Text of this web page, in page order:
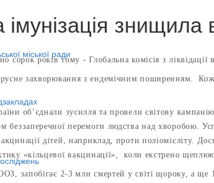
міської ради
знищила
сорок років тому - Глобальна комісія з
захворювання з ендемічним поширенням.
об’єднали зусилля та провели світову
беззаперечної перемоги людства над хворобою.
дітей, наприклад, проти поліомієліту.
«кільцевої вакцинації», коли екстрено
запобігає 2-3 млн смертей у світі щороку, а